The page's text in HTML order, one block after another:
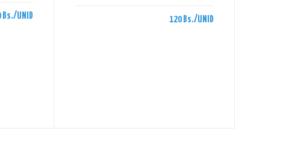
Bs./UNID 120 Bs./UNID